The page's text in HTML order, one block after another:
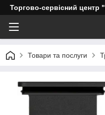
Торгово-сервісний центр
Товари та послуги